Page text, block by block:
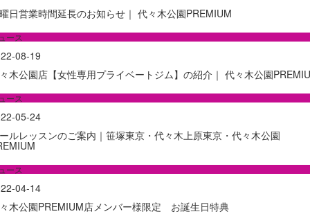
日営業時間延長のお知らせ｜ 代々木公園PREMIUM
ース
08-19
木公園店【女性専用プライベートジム】の紹介｜ 代々木公園
ース
05-24
ルレッスンのご案内｜笹塚東京・代々木上原東京・代々木公園
ース
04-14
木公園PREMIUM店メンバー様限定 お誕生日特典